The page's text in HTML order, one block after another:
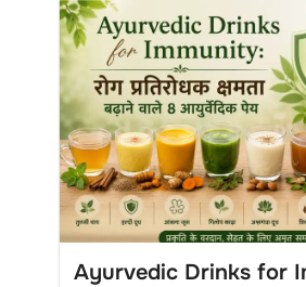
Ayurvedic Drinks for